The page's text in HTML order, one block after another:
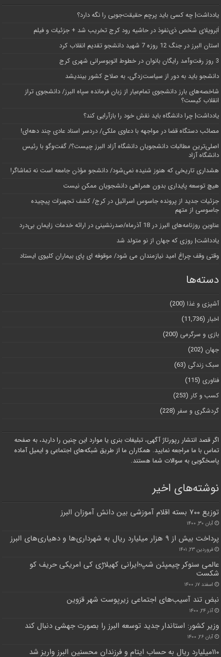
یادداشت| ‌چه کسی باید پرچم حقیقت‌جویی را نگه دارد؟
اَبَر‌ویلای شخص ذی‌نفوذ در حاشیه‌ رود کرج تخریب شد + جزئیات و فیلم
استان البرز در جنگ 12 روزه 7 شهید دانشجو تقدیم انقلاب کرد
3 روز رفت‌وآمد رایگان بانوان در خطوط اتوبوسرانی شهری کرج
دانشجو باید به دور از سیاست‌زدگی، به صلاح کشور بیندیشد
شاخصه‌های بارز دانشجوی تمام‌عیار از زبان فرمانده سپاه البرز/ دانشجوی تراز
انقلاب کیست؟
یادداشت| چرا دانشگاه باید نقش خود را بازآرایی کند؟
مصائب دستگاه قضا در مواجهه با دعاوی ملکی/ دردسر اسناد عادی چند‌ دهه‌ای!
اصلی‌ترین مطالبات دانشجویان دانشگاه آزاد البرز چیست؟/ گفت‌وگو با رئیس
دانشگاه آز‌اد
هشداری تاریخی که هنوز شنیده نمی‌شود/ دانشجو مؤذن جامعه است نه تماشاگر!
هیچ توسعه پایداری بدون همراهی دانشجویان ممکن نیست
جزئیات جدید از پرونده جاسوس اسرائیل در کرج/‌ کشف تجهیزات پیچیده
جاسوسی از متهم
عناوین روزنامه‌های البرز در ‌18 آذرماه/صدرنشینی در ارائه خدمات زایمان بی‌درد
یادداشت| روزی که جهان از نو متولد شد
وقتی وقف چراغ امید نیازمندان می شود/ موقوفه ای پای بیماران کلیوی ایستاد
دسته‌ها
آشپزی و غذا (200)
اخبار (11,736)
بازی و سرگرمی (200)
جهان (202)
سبک زندگی (63)
فناوری (115)
کسب و کار (253)
گردشگری و سفر (228)
اگر قصد انتشار رپورتاژ آگهی، تبلیغات بنری یا موارد این چنین را دارید، به صفحه
تماس با ما مراجعه نمایید. همکاران ما از طریق شبکه‌های اجتماعی و ایمیل آماده
پاسخگویی به سوالات شما هستند.
نوشته‌های اخیر
توزیع ۷۰۰ بسته اقلام آموزشی بین دانش آموزان البرز
آبان ۳۰, ۱۴۰۰
پرداخت بیش از ۹ هزار میلیارد ریال به شهرداری‌ها و دهیاری‌های البرز
فروردین ۲۳, ۱۴۰۱
عالمی سنوکر چیمپئن شپ؛ایرانی کھیلاڑی کی امریکی حریف کو
شکست
اسفند ۱۷, ۱۴۰۰
نبض تند آسیب‌های اجتماعی زیرپوست شهر قزوین
آذر ۲۴, ۱۴۰۰
وزیر کشور: استاندار جدید توسعه البرز را بصورت جهشی دنبال کند
آبان ۲۶, ۱۴۰۰
۱۱۰میلیارد ریال به حساب ایتام و فرزندان محسنین البرز واریز شد